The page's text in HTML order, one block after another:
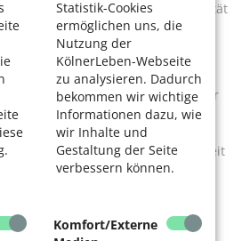
Statistik-Cookies
ermöglichen uns, die
Nutzung der
KölnerLeben-Webseite
zu analysieren. Dadurch
bekommen wir wichtige
Informationen dazu, wie
wir Inhalte und
Gestaltung der Seite
verbessern können.
Komfort/Externe
gelegt. Und diese Professionalität
Honorar.
Sänger, Schauspieler oder Tänzer
bewerben. Sie werden dann
und Pflegeheimen
des Vereins ist, die Clown-Arbeit
zu erreichen, dass „Klinikclown“,
als Berufsbild anerkannt